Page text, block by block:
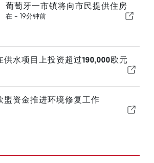
葡萄牙一市镇将向市民提供住房
在 - 19分钟前
水项目上投资超过190,000欧元
盟资金推进环境修复工作